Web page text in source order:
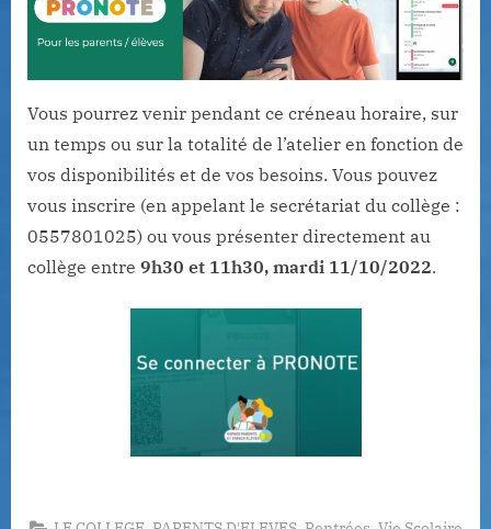
Vous pourrez venir pendant ce créneau horaire, sur
un temps ou sur la totalité de l’atelier en fonction de
vos disponibilités et de vos besoins. Vous pouvez
vous inscrire (en appelant le secrétariat du collège :
0557801025) ou vous présenter directement au
collège entre 9h30 et 11h30, mardi 11/10/2022.